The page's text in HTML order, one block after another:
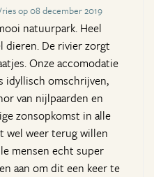
op 08 december 2019
natuurpark. Heel
dieren. De rivier zorgt
Onze accomodatie
idyllisch omschrijven,
van nijlpaarden en
zonsopkomst in alle
wel weer terug willen
mensen echt super
aan om dit een keer te